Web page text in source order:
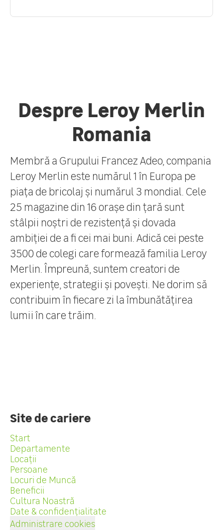
Despre Leroy Merlin
Romania
Membră a Grupului Francez Adeo, compania
Leroy Merlin este numărul 1 în Europa pe
piața de bricolaj și numărul 3 mondial. Cele
25 magazine din 16 orașe din țară sunt
stâlpii noștri de rezistență și dovada
ambiției de a fi cei mai buni. Adică cei peste
3500 de colegi care formează familia Leroy
Merlin. Împreună, suntem creatori de
experiențe, strategii și povești. Ne dorim să
contribuim în fiecare zi la îmbunătățirea
lumii în care trăim.
Site de cariere
Start
Departamente
Locații
Persoane
Locuri de Muncă
Beneficii
Cultura Noastră
Date & confidențialitate
Administrare cookies